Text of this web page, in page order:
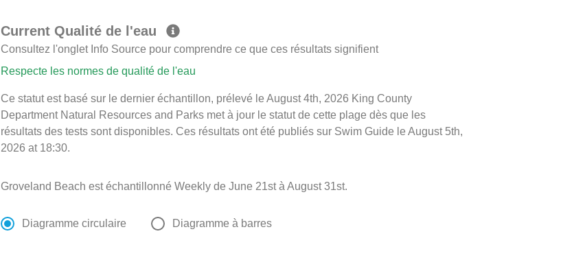
Current Qualité de l'eau
Consultez l'onglet Info Source pour comprendre ce que ces résultats signifient
Respecte les normes de qualité de l'eau
Ce statut est basé sur le dernier échantillon, prélevé le August 4th, 2026 King County
Department Natural Resources and Parks met à jour le statut de cette plage dès que les
résultats des tests sont disponibles. Ces résultats ont été publiés sur Swim Guide le August 5th,
2026 at 18:30.
Groveland Beach est échantillonné Weekly de June 21st à August 31st.
Diagramme circulaire Diagramme à barres